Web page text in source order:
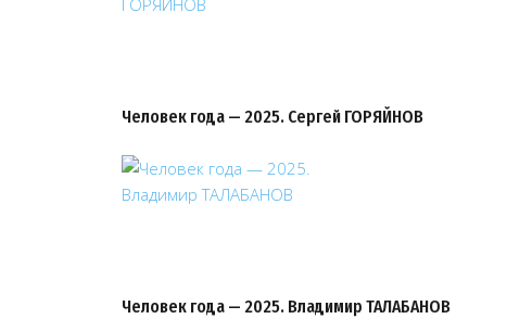
Человек года — 2025. Сергей ГОРЯЙНОВ
Человек года — 2025. Владимир ТАЛАБАНОВ